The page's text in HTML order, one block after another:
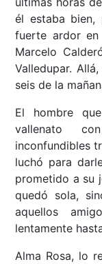
él estaba bien,
fuerte ardor
Marcelo
Valledupar.
seis de la
El hombre
vallenato
inconfundibles
luchó para
prometido a su
quedó sola,
aquellos
lentamente
Alma Rosa, lo